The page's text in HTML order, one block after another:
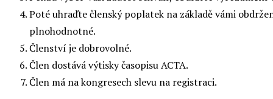
Poté uhraďte členský poplatek na základě vámi
plnohodnotné.
Členství je dobrovolné.
Člen dostává výtisky časopisu ACTA.
Člen má na kongresech slevu na registraci.